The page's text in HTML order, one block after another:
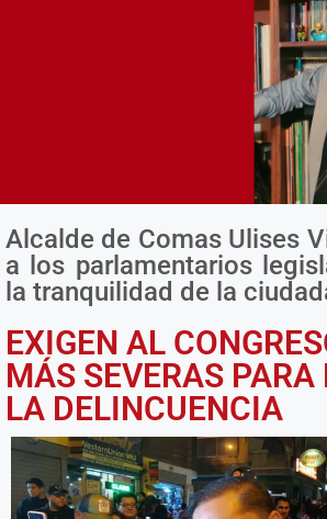
¿QUÉ ESPERAN LOS ALCALDES DE
LA AMPE Y EL GOBIERNO?
Alcalde de Comas Ulises
a los parlamentarios
la tranquilidad de la
EXIGEN AL
MÁS SEVERAS PARA
LA DELINCUENCIA